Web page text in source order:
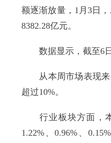
额逐渐放量，1月3日
8382.28亿元。
数据显示，截至6日
从本周市场表现来
超过10%。
行业板块方面，本
1.22%、0.96%、